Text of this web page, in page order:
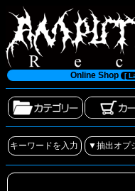
Online Shop [